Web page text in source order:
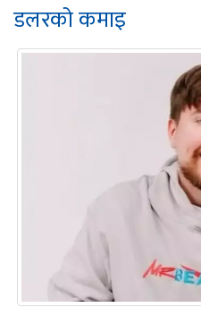
डलरको कमाइ